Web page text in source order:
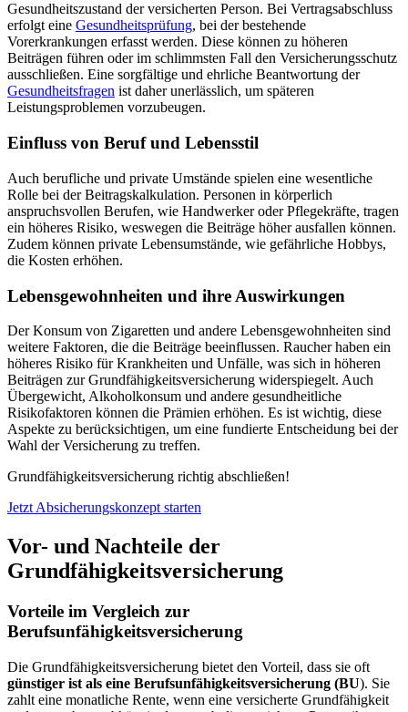
Gesundheitszustand der versicherten Person. Bei Vertragsabschluss
erfolgt eine Gesundheitsprüfung, bei der bestehende
Vorerkrankungen erfasst werden. Diese können zu höheren
Beiträgen führen oder im schlimmsten Fall den Versicherungsschutz
ausschließen. Eine sorgfältige und ehrliche Beantwortung der
Gesundheitsfragen ist daher unerlässlich, um späteren
Leistungsproblemen vorzubeugen.
Einfluss von Beruf und Lebensstil
Auch berufliche und private Umstände spielen eine wesentliche
Rolle bei der Beitragskalkulation. Personen in körperlich
anspruchsvollen Berufen, wie Handwerker oder Pflegekräfte, tragen
ein höheres Risiko, weswegen die Beiträge höher ausfallen können.
Zudem können private Lebensumstände, wie gefährliche Hobbys,
die Kosten erhöhen.
Lebensgewohnheiten und ihre Auswirkungen
Der Konsum von Zigaretten und andere Lebensgewohnheiten sind
weitere Faktoren, die die Beiträge beeinflussen. Raucher haben ein
höheres Risiko für Krankheiten und Unfälle, was sich in höheren
Beiträgen zur Grundfähigkeitsversicherung widerspiegelt. Auch
Übergewicht, Alkoholkonsum und andere gesundheitliche
Risikofaktoren können die Prämien erhöhen. Es ist wichtig, diese
Aspekte zu berücksichtigen, um eine fundierte Entscheidung bei der
Wahl der Versicherung zu treffen.
Grundfähigkeitsversicherung richtig abschließen!
Jetzt Absicherungskonzept starten
Vor- und Nachteile der
Grundfähigkeitsversicherung
Vorteile im Vergleich zur
Berufsunfähigkeitsversicherung
Die Grundfähigkeitsversicherung bietet den Vorteil, dass sie oft
günstiger ist als eine Berufsunfähigkeitsversicherung (BU). Sie
zahlt eine monatliche Rente, wenn eine versicherte Grundfähigkeit